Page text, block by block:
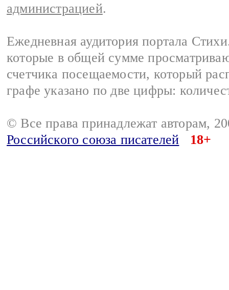
администрацией.
Ежедневная аудитория портала
которые в общей сумме
счетчика посещаемости, который
графе указано по две цифры:
© Все права принадлежат авторам,
Российского союза писателей
18+